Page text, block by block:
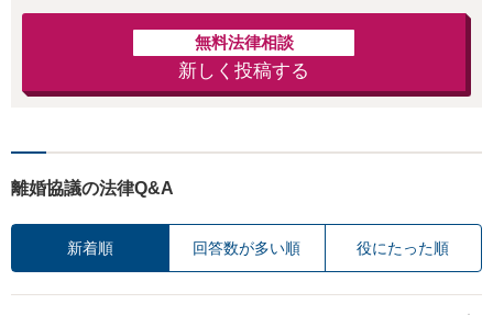
無料法律相談
新しく投稿する
離婚協議の法律Q&A
新着順 回答数が多い順 役にたった順